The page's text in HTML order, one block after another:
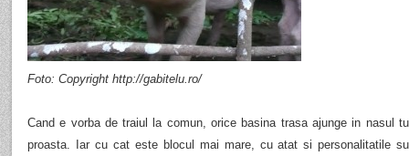
Foto: Copyright http://gabitelu.ro/
Cand e vorba de traiul la comun, orice basina trasa ajunge in nasul
proasta. Iar cu cat este blocul mai mare, cu atat si personalitatile